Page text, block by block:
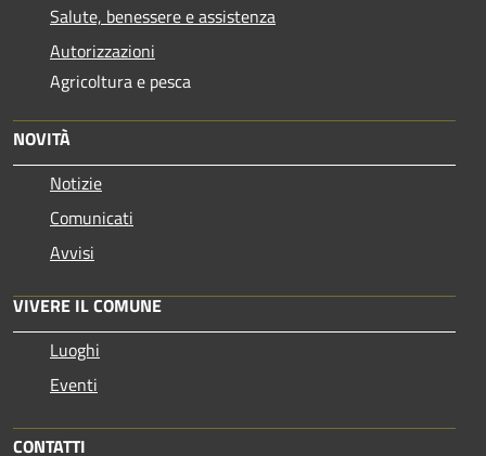
Salute, benessere e assistenza
Autorizzazioni
Agricoltura e pesca
NOVITÀ
Notizie
Comunicati
Avvisi
VIVERE IL COMUNE
Luoghi
Eventi
CONTATTI